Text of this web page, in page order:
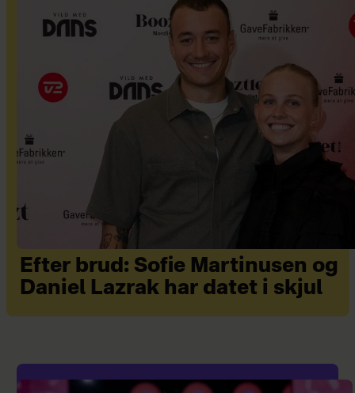
Efter brud: Sofie Martinusen og
Daniel Lazrak har datet i skjul